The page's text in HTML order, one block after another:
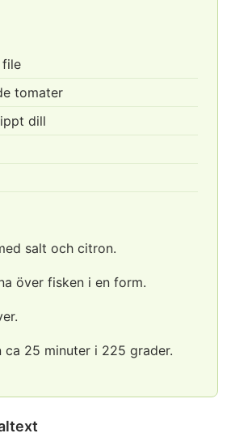
tomater
dill
salt och citron.
över fisken i en form.
ca 25 minuter i 225 grader.